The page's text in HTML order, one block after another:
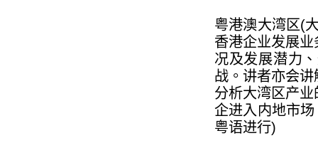
粤港澳大湾区(
香港企业发展
况及发展潜力
战。讲者亦会
分析大湾区产
企进入内地市
粤语进行)